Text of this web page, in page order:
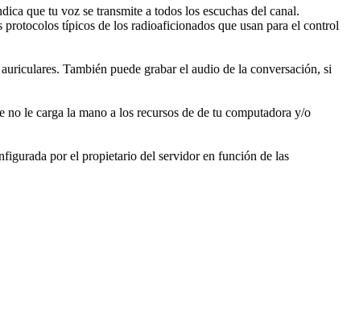
que tu voz se transmite a todos los escuchas del canal.
típicos de los radioaficionados que usan para el control
También puede grabar el audio de la conversación, si
le carga la mano a los recursos de de tu computadora y/o
por el propietario del servidor en función de las